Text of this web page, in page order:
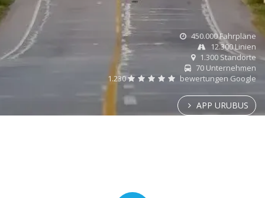
450.000 Fahrpläne
12.300 Linien
1.300 Standorte
70 Unternehmen
1.230
bewertungen Google
APP URUBUS